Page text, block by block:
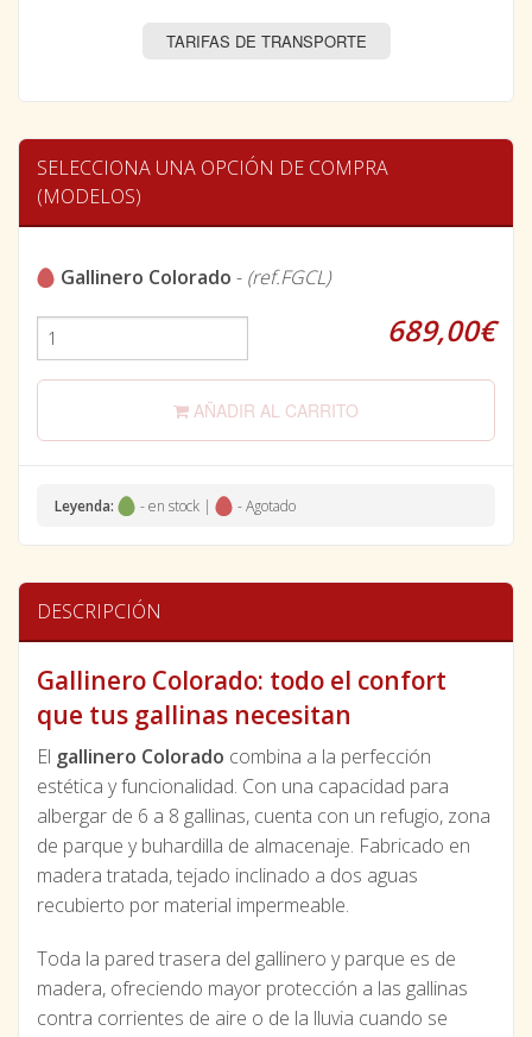
TARIFAS DE TRANSPORTE
SELECCIONA UNA OPCIÓN DE COMPRA
(MODELOS)
Gallinero Colorado - (ref.FGCL)
689,00€
AÑADIR AL CARRITO
Leyenda: - en stock | - Agotado
DESCRIPCIÓN
Gallinero Colorado: todo el confort
que tus gallinas necesitan
El gallinero Colorado combina a la perfección
estética y funcionalidad. Con una capacidad para
albergar de 6 a 8 gallinas, cuenta con un refugio, zona
de parque y buhardilla de almacenaje. Fabricado en
madera tratada, tejado inclinado a dos aguas
recubierto por material impermeable.
Toda la pared trasera del gallinero y parque es de
madera, ofreciendo mayor protección a las gallinas
contra corrientes de aire o de la lluvia cuando se